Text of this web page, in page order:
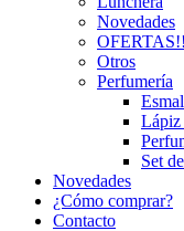
Novedades
Otros
Perfumería
Lápiz
Set
Novedades
¿Cómo comprar?
Contacto